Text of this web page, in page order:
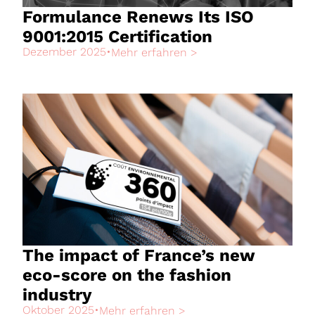
Formulance Renews Its ISO
9001:2015 Certification
Dezember 2025•Mehr erfahren >
The impact of France’s new
eco-score on the fashion
industry
Oktober 2025•Mehr erfahren >